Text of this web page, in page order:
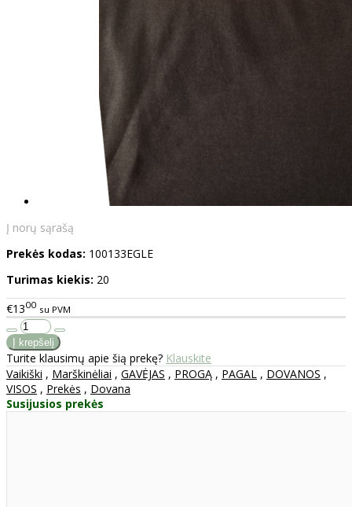
Į norų sąrašą
Prekės kodas: 100133EGLE
Turimas kiekis: 20
€1300 su PVM
Turite klausimų apie šią prekę? Klauskite
Vaikiški , Marškinėliai , GAVĖJAS , PROGĄ , PAGAL , DOVANOS ,
VISOS , Prekės , Dovana
Susijusios prekės